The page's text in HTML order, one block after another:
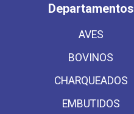
Departamentos
AVES
BOVINOS
CHARQUEADOS
EMBUTIDOS